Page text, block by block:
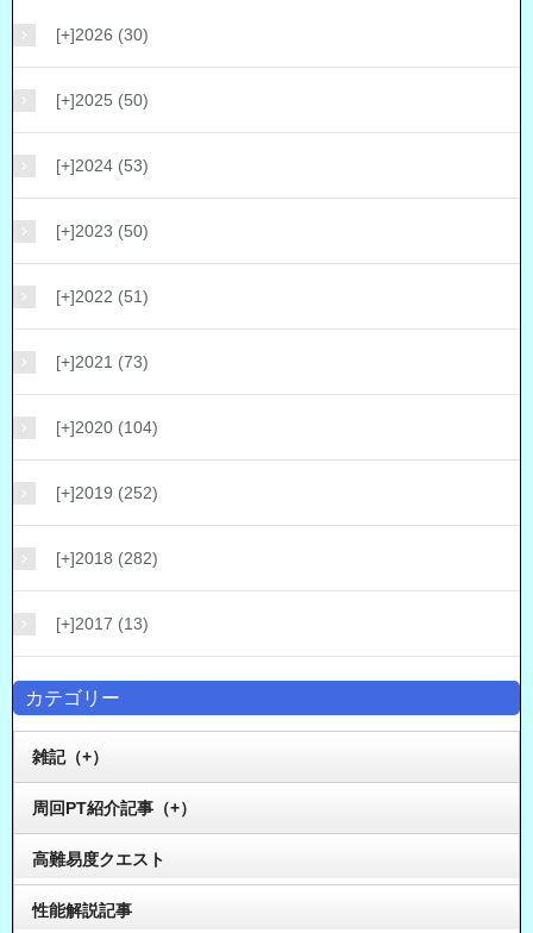
[+]2026 (30)
[+]2025 (50)
[+]2024 (53)
[+]2023 (50)
[+]2022 (51)
[+]2021 (73)
[+]2020 (104)
[+]2019 (252)
[+]2018 (282)
[+]2017 (13)
カテゴリー
雑記（+）
周回PT紹介記事（+）
高難易度クエスト
性能解説記事